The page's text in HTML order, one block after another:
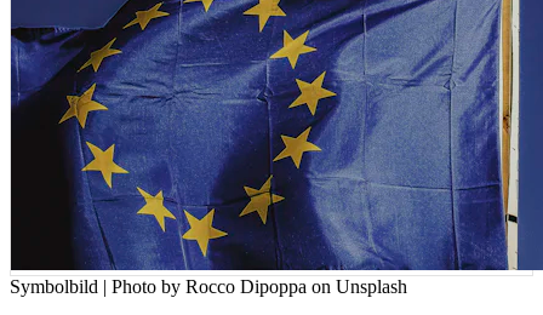
Symbolbild | Photo by Rocco Dipoppa on Unsplash